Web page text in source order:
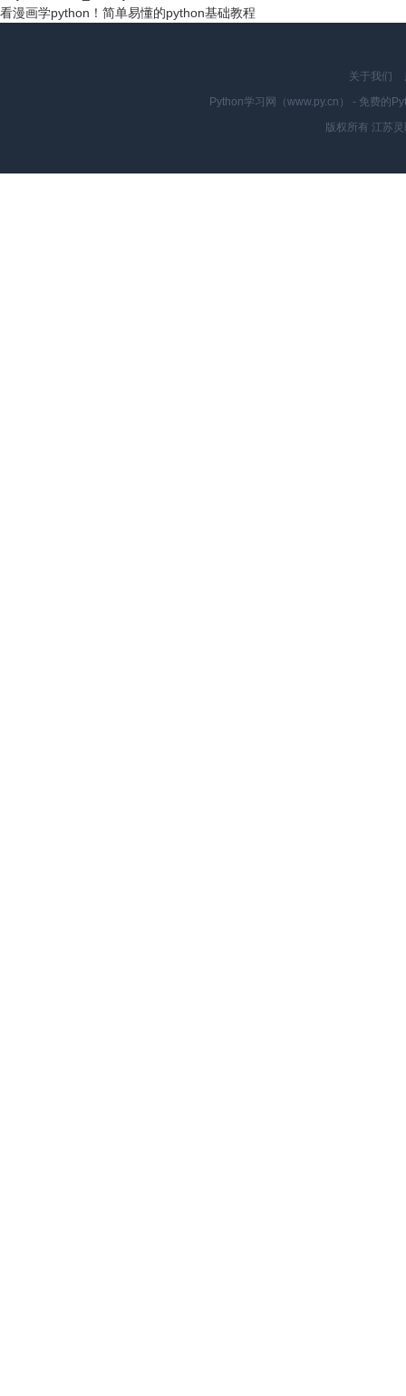
看漫画学python！简单易懂的python基础教程
关于我们
Python学习网（www.py.cn） - 免费的
版权所有 江苏